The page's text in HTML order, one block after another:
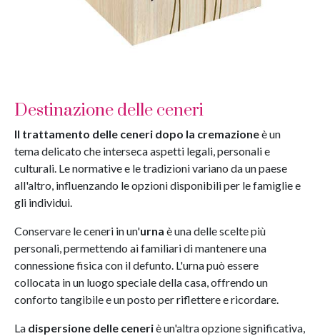
Destinazione delle ceneri
Il trattamento delle ceneri dopo la cremazioneè un
tema delicato che interseca aspetti legali, personali e
culturali. Le normative e le tradizioni variano da un paese
all'altro, influenzando le opzioni disponibili per le famiglie e
gli individui.
Conservare le ceneri in un'urna è una delle scelte più
personali, permettendo ai familiari di mantenere una
connessione fisica con il defunto. L'urna può essere
collocata in un luogo speciale della casa, offrendo un
conforto tangibile e un posto per riflettere e ricordare.
La dispersione delle ceneriè un'altra opzione significativa,